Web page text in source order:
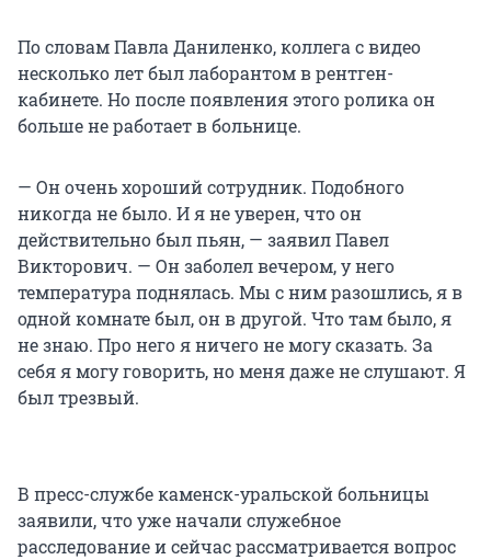
По словам Павла Даниленко, коллега с видео
несколько лет был лаборантом в рентген-
кабинете. Но после появления этого ролика он
больше не работает в больнице.
— Он очень хороший сотрудник. Подобного
никогда не было. И я не уверен, что он
действительно был пьян, — заявил Павел
Викторович. — Он заболел вечером, у него
температура поднялась. Мы с ним разошлись, я в
одной комнате был, он в другой. Что там было, я
не знаю. Про него я ничего не могу сказать. За
себя я могу говорить, но меня даже не слушают. Я
был трезвый.
В пресс-службе каменск-уральской больницы
заявили, что уже начали служебное
расследование и сейчас рассматривается вопрос